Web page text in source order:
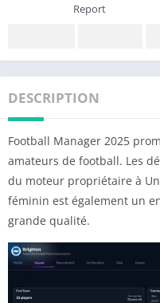
Report
DESCRIPTION
Football Manager 2025
amateurs de football. Les
du moteur propriétaire à
féminin est également un
grande qualité.